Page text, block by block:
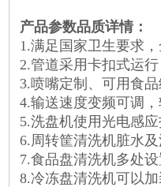
产品参数品质详情：
1.满足国家卫生要求，
2.管道采用卡扣式运
3.喷嘴定制、可用食
4.输送速度变频可调
5.洗盘机使用光电感
6.周转筐清洗机脏水
7.食品盘清洗机多处
8.冷冻盘清洗机可以